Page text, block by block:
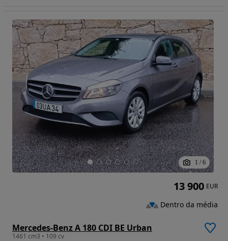
1 / 6
Mercedes-Benz A 180 CDI BE Urban
1461 cm3 • 109 cv
13 900 EUR
Dentro da média